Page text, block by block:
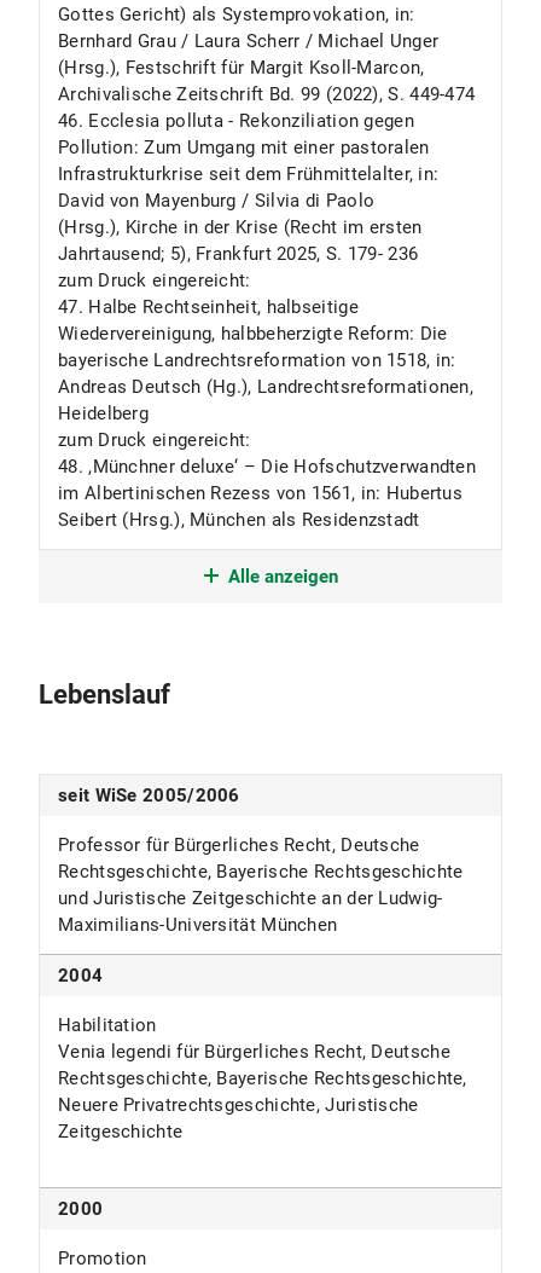
Gottes Gericht) als Systemprovokation, in:
Bernhard Grau / Laura Scherr / Michael Unger
(Hrsg.), Festschrift für Margit Ksoll-Marcon,
Archivalische Zeitschrift Bd. 99 (2022), S. 449-474
46. Ecclesia polluta - Rekonziliation gegen
Pollution: Zum Umgang mit einer pastoralen
Infrastrukturkrise seit dem Frühmittelalter, in:
David von Mayenburg / Silvia di Paolo
(Hrsg.), Kirche in der Krise (Recht im ersten
Jahrtausend; 5), Frankfurt 2025, S. 179- 236
zum Druck eingereicht:
47. Halbe Rechtseinheit, halbseitige
Wiedervereinigung, halbbeherzigte Reform: Die
bayerische Landrechtsreformation von 1518, in:
Andreas Deutsch (Hg.), Landrechtsreformationen,
Heidelberg
zum Druck eingereicht:
48. ,Münchner deluxe‘ – Die Hofschutzverwandten
im Albertinischen Rezess von 1561, in: Hubertus
Seibert (Hrsg.), München als Residenzstadt
Kommentierungen
Kommentar zum BGB, Bd. I,
Schmoeckel / J. Rückert / R. Zimmermann (Hrsg.),
Historisch-kritischer Kommentar zum BGB, Bd. I,
Tübingen 2003, S. 991-1032.
3. §§ 336-345 BGB (Draufgabe, Vertragsstrafe), in:
R. Zimmermann / M. Schmoeckel /
J. Rückert (Hrsg.), Historisch-kritischer
2007, S. 2037-2074.
Schmoeckel / R. Zimmermann (Hrsg.),
8
Historisch-kritischer Kommentar zum BGB, Bd. III
Schuldrecht Besonderer Teil,
Tübingen 2013, S. 2111-2132.
Historisch-kritischer Kommentar zum BGB, Bd. III
Tübingen 2013, S. 2356-2408.
Alle anzeigen
Lebenslauf
seit WiSe 2005/2006
Professor für Bürgerliches Recht, Deutsche
Rechtsgeschichte, Bayerische Rechtsgeschichte
und Juristische Zeitgeschichte an der Ludwig-
Maximilians-Universität München
2004
Habilitation
Venia legendi für Bürgerliches Recht, Deutsche
Rechtsgeschichte, Bayerische Rechtsgeschichte,
Neuere Privatrechtsgeschichte, Juristische
Zeitgeschichte
2000
Promotion